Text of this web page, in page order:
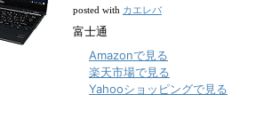
posted with カエレバ
富士通
Amazonで見る
楽天市場で見る
Yahooショッピングで見る